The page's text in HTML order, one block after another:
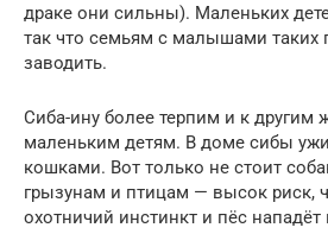
драке они сильны). Маленьких
так что семьям с малышами таких
заводить.
Сиба-ину более терпим и к другим
маленьким детям. В доме сибы
кошками. Вот только не стоит
грызунам и птицам — высок риск,
охотничий инстинкт и пёс